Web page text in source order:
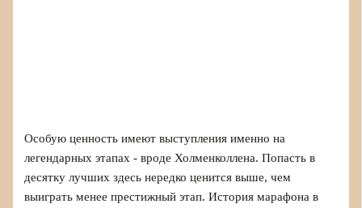
Особую ценность имеют выступления именно на
легендарных этапах - вроде Холменколлена. Попасть в
десятку лучших здесь нередко ценится выше, чем
выиграть менее престижный этап. История марафона в